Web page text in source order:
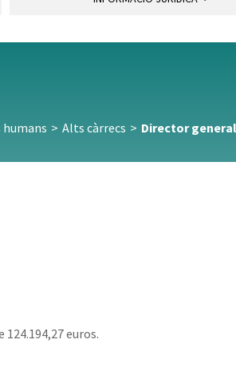
humans > Alts càrrecs > Director general
euros.